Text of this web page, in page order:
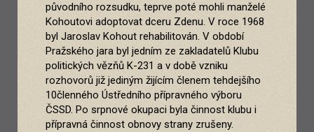
původního rozsudku, teprve poté mohli manželé
Kohoutovi adoptovat dceru Zdenu. V roce 1968
byl Jaroslav Kohout rehabilitován. V období
Pražského jara byl jedním ze zakladatelů Klubu
politických vězňů K-231 a v době vzniku
rozhovorů již jediným žijícím členem tehdejšího
10členného Ústředního přípravného výboru
ČSSD. Po srpnové okupaci byla činnost klubu i
přípravná činnost obnovy strany zrušeny.